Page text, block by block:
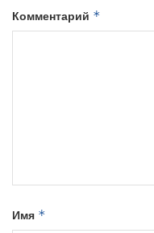
Комментарий *
Имя *